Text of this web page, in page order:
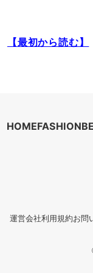
【最初から読む】
HOMEFASHION
運営会社利用規約お問